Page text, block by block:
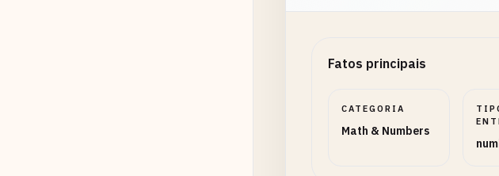
Fatos principais
CATEGORIA
Math & Numbers